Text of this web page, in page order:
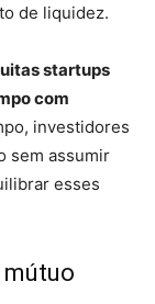
de liquidez.
startups
com
investidores
sem assumir
esses
mútuo